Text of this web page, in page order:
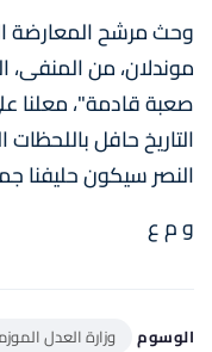
وحث مرشح المعارضة
موندلان، من المنفى،
صعبة قادمة"، معلنا
التاريخ حافل
النصر سيكون حليفنا
و م ع
الوسوم وزارة العدل